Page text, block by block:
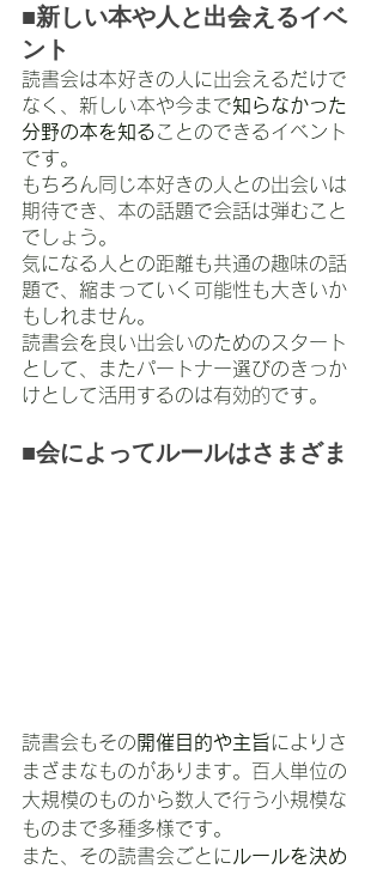
■新しい本や人と出会えるイベ
ント
読書会は本好きの人に出会えるだけで
なく、新しい本や今まで知らなかった
分野の本を知ることのできるイベント
です。
もちろん同じ本好きの人との出会いは
期待でき、本の話題で会話は弾むこと
でしょう。
気になる人との距離も共通の趣味の話
題で、縮まっていく可能性も大きいか
もしれません。
読書会を良い出会いのためのスタート
として、またパートナー選びのきっか
けとして活用するのは有効的です。
■会によってルールはさまざま
読書会もその開催目的や主旨によりさ
まざまなものがあります。百人単位の
大規模のものから数人で行う小規模な
ものまで多種多様です。
また、その読書会ごとに ルールを決め